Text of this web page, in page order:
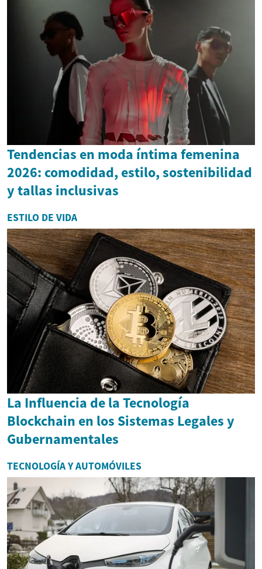
Tendencias en moda íntima femenina
2026: comodidad, estilo, sostenibilidad
y tallas inclusivas
ESTILO DE VIDA
La Influencia de la Tecnología
Blockchain en los Sistemas Legales y
Gubernamentales
TECNOLOGÍA Y AUTOMÓVILES